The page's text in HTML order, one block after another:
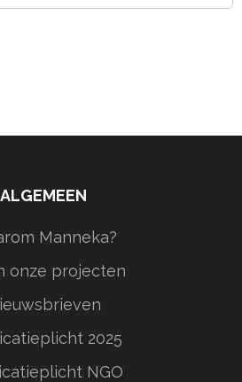
ALGEMEEN
Manneka?
onze projecten
2025
NGO